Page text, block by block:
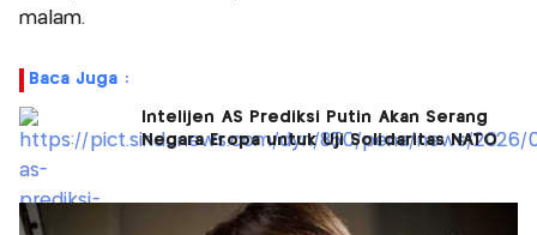
malam.
Baca Juga :
Intelijen AS Prediksi Putin Akan Serang
Negara Eropa untuk Uji Solidaritas NATO